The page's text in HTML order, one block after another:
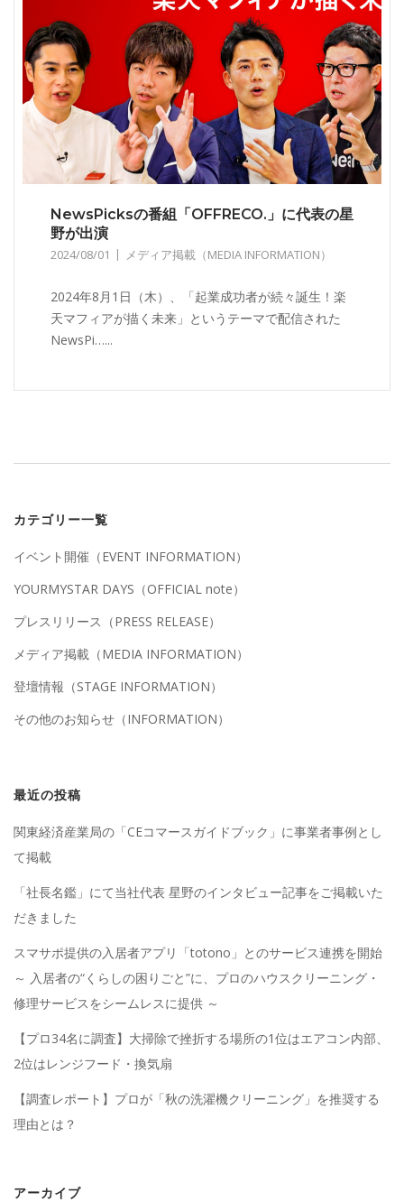
NewsPicksの番組「OFFRECO.」に代表の星
野が出演
2024/08/01 メディア掲載（MEDIA INFORMATION）
2024年8月1日（木）、「起業成功者が続々誕生！楽
天マフィアが描く未来」というテーマで配信された
NewsPi…...
カテゴリー一覧
イベント開催（EVENT INFORMATION）
YOURMYSTAR DAYS（OFFICIAL note）
プレスリリース（PRESS RELEASE）
メディア掲載（MEDIA INFORMATION）
登壇情報（STAGE INFORMATION）
その他のお知らせ（INFORMATION）
最近の投稿
関東経済産業局の「CEコマースガイドブック」に事業者事例とし
て掲載
「社長名鑑」にて当社代表 星野のインタビュー記事をご掲載いた
だきました
スマサポ提供の入居者アプリ「totono」とのサービス連携を開始
～ 入居者の“くらしの困りごと”に、プロのハウスクリーニング・
修理サービスをシームレスに提供 ～
【プロ34名に調査】大掃除で挫折する場所の1位はエアコン内部、
2位はレンジフード・換気扇
【調査レポート】プロが「秋の洗濯機クリーニング」を推奨する
理由とは？
アーカイブ